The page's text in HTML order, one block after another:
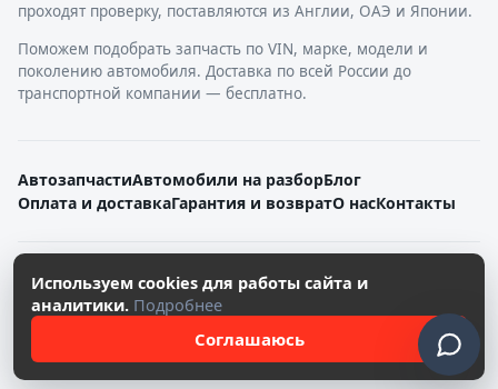
проходят проверку, поставляются из Англии, ОАЭ и Японии.
Поможем подобрать запчасть по VIN, марке, модели и
поколению автомобиля. Доставка по всей России до
транспортной компании — бесплатно.
АвтозапчастиАвтомобили на разборБлог
Оплата и доставкаГарантия и возвратО насКонтакты
© 2026. Все права защищены.
Политика конфиденциальности
Согласие на обработку персональных данных
Работает на SoftRazborki Сайты
Используем cookies для работы сайта и
аналитики. Подробнее
Соглашаюсь